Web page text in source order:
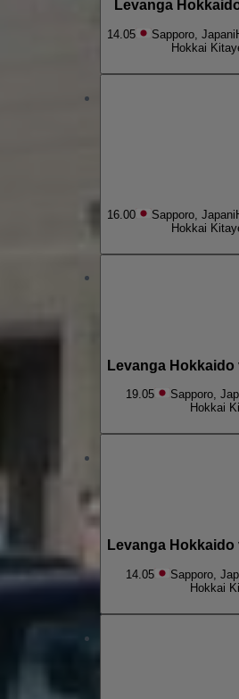
Levanga
14.05 Sapporo, Japani
Hokkai
16.00 Sapporo, Japani
Hokkai
Levanga Hokkaido
19.05 Sapporo,
Hokkai
Levanga Hokkaido
14.05 Sapporo,
Hokkai